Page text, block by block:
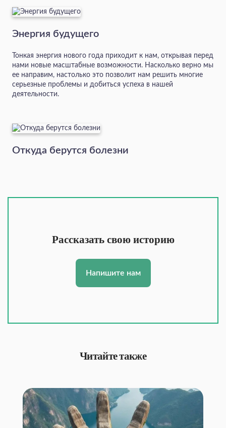
Энергия будущего
Тонкая энергия нового года приходит к нам, открывая перед
нами новые масштабные возможности. Насколько верно мы
ее направим, настолько это позволит нам решить многие
серьезные проблемы и добиться успеха в нашей
деятельности.
Откуда берутся болезни
Рассказать свою историю
Напишите нам
Читайте также